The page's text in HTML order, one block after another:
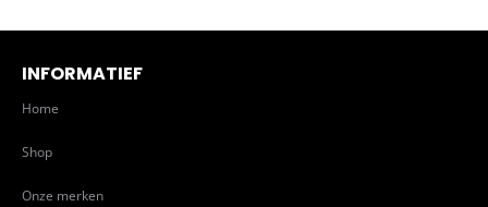
INFORMATIEF
Home
Shop
Onze merken